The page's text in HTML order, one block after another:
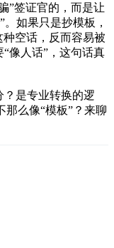
”签证官的，而是让
如果只是抄模板，
种空话，反而容易被
像人话”，这句话真
？是专业转换的逻
么像“模板”？来聊